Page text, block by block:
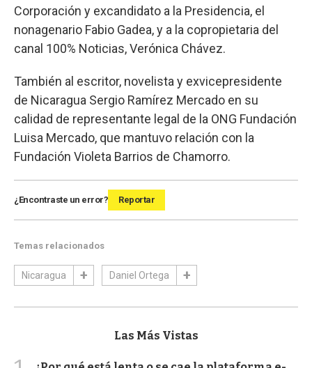
Corporación y excandidato a la Presidencia, el
nonagenario Fabio Gadea, y a la copropietaria del
canal 100% Noticias, Verónica Chávez.
También al escritor, novelista y exvicepresidente
de Nicaragua Sergio Ramírez Mercado en su
calidad de representante legal de la ONG Fundación
Luisa Mercado, que mantuvo relación con la
Fundación Violeta Barrios de Chamorro.
¿Encontraste un error? Reportar
Temas relacionados
Nicaragua Daniel Ortega
Las Más Vistas